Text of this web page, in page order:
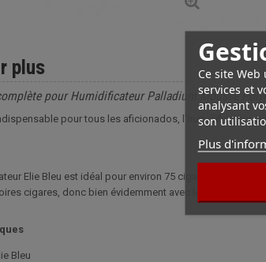
Ce site
services et
analysant
son
Plus
plus
pour Humidificateur Palladium Mousse
pour tous les aficionados, l'humidificateur
Elie Bleu est idéal pour environ 75 cigares grâce à
cigares, donc bien évidemment avec les caves Elie
Bleu